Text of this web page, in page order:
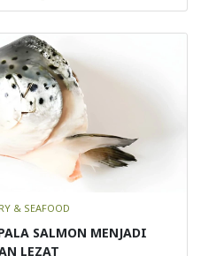
& SEAFOOD
SALMON MENJADI
LEZAT